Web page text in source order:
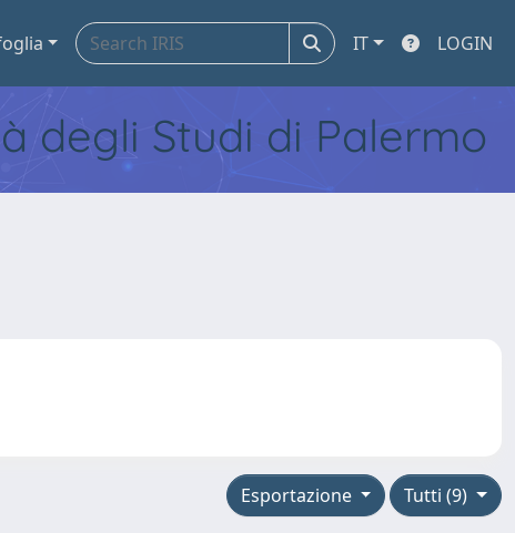
IT LOGIN
degli Studi di Palermo
Tutti (9)
Esportazione